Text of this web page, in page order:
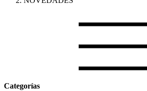
Categorías